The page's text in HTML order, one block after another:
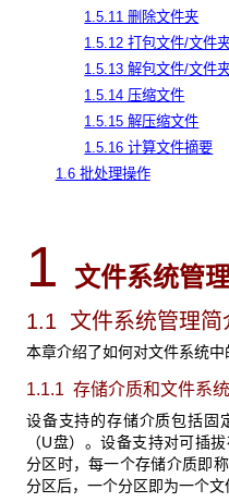
1.5.11 删除文件夹
1.5.12 打包文件/文件
1.5.13 解包文件/文件
1.5.14 压缩文件
1.5.15 解压缩文件
1.5.16 计算文件摘要
1.6 批处理操作
1 文件系统管
1.1 文件系统管理简
本章介绍了如何对文件系统中
1.1.1 存储介质和文件系统
设备支持的存储介质包括固
（U盘）。设备支持对可插
分区时，每一个存储介质即
分区后，一个分区即为一个文